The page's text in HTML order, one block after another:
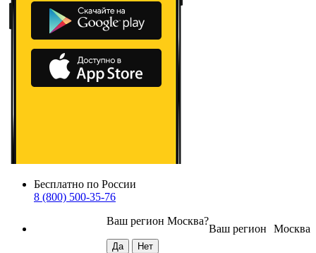
Бесплатно по России
8 (800) 500-35-76
Москва
Ваш регион
Ваш регион Москва?